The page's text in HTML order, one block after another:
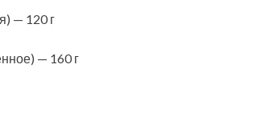
— 120 г
— 160 г